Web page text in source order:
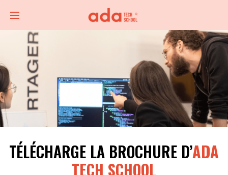
TÉLÉCHARGE LA BROCHURE D’ADA
TECH SCHOOL